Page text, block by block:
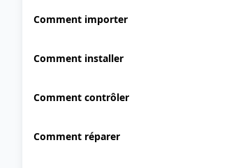
Comment importer
Comment installer
Comment contrôler
Comment réparer